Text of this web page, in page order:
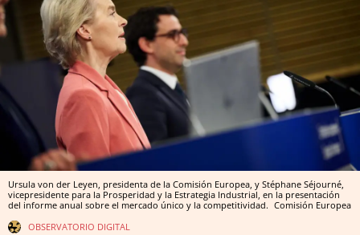
Ursula von der Leyen, presidenta de la Comisión Europea, y Stéphane Séjourné,
vicepresidente para la Prosperidad y la Estrategia Industrial, en la presentación
del informe anual sobre el mercado único y la competitividad. Comisión Europea
OBSERVATORIO DIGITAL